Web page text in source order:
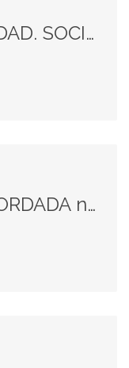
EXTENSION.
BIS IN IDEM.